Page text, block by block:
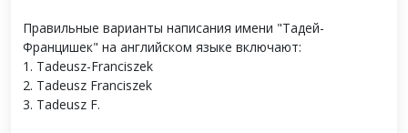
Правильные варианты написания имени "Тадей-
Францишек" на английском языке включают:
1. Tadeusz-Franciszek
2. Tadeusz Franciszek
3. Tadeusz F.